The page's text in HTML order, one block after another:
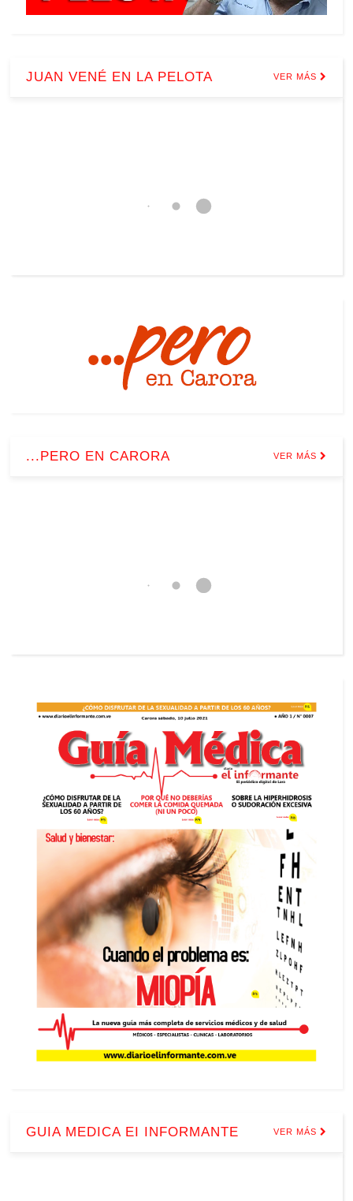
JUAN VENÉ EN LA PELOTA VER MÁS
...PERO EN CARORA VER MÁS
GUIA MEDICA EI INFORMANTE VER MÁS